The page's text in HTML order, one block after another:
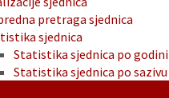
pretraga sjednica
sjednica
Statistika sjednica po godini
Statistika sjednica po sazivu